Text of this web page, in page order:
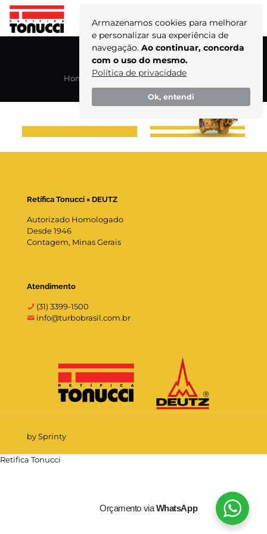
Armazenamos cookies para melhorar
e personalizar sua experiência de
navegação. Ao continuar, concorda
com o uso do mesmo.
Política de privacidade
Ok, entendi
pic-motor (1)
Home Home pic-motor (1)
Retífica Tonucci × DEUTZ
Autorizado Homologado
Desde 1946
Contagem, Minas Gerais
Atendimento
(31) 3399-1500
info@turbobrasil.com.br
by Sprinty
Retifica Tonucci
Orçamento viaWhatsApp